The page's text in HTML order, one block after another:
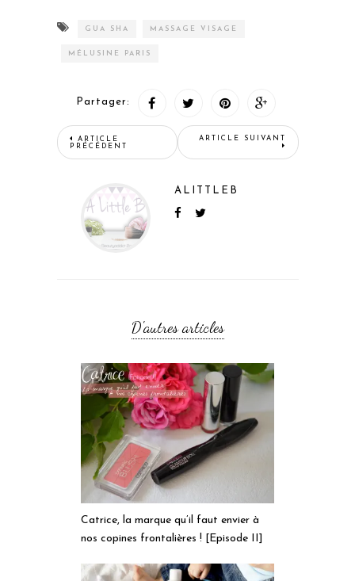
GUA SHA MASSAGE VISAGE
MÉLUSINE PARIS
Partager:
ARTICLE
PRÉCÉDENT
ARTICLE SUIVANT
ALITTLEB
D'autres articles
Catrice, la marque qu’il faut envier à
nos copines frontalières ! [Episode II]